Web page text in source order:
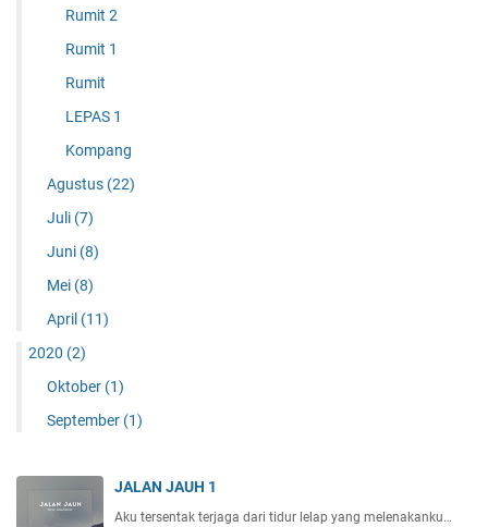
Rumit 2
Rumit 1
Rumit
LEPAS 1
Kompang
Agustus (22)
Juli (7)
Juni (8)
Mei (8)
April (11)
2020 (2)
Oktober (1)
September (1)
JALAN JAUH 1
Aku tersentak terjaga dari tidur lelap yang melenakanku…